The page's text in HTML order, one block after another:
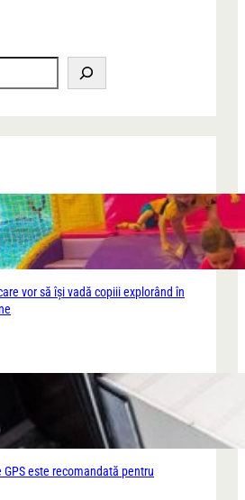
vor să își vadă copiii explorând în
este recomandată pentru